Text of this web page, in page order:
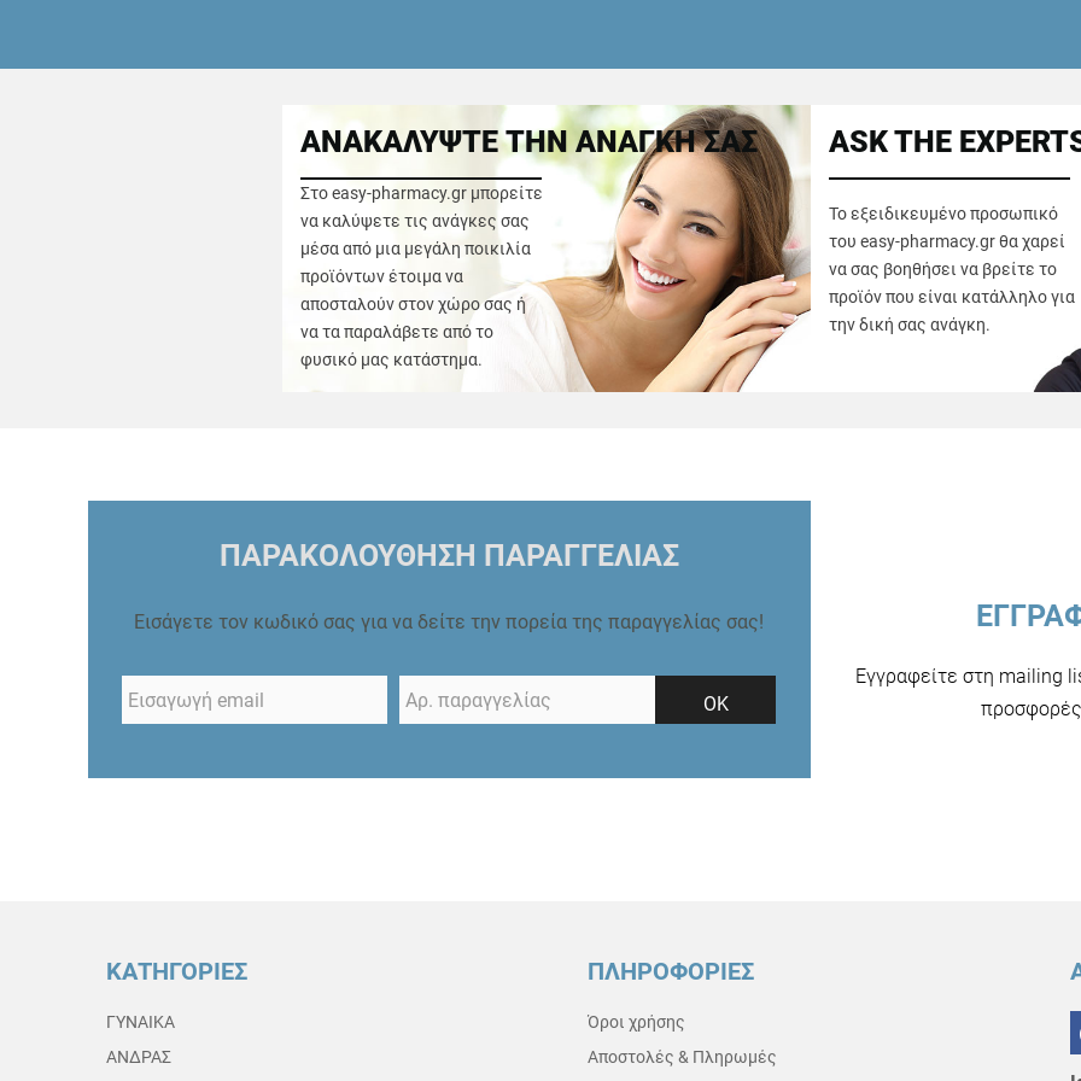
ΑΝΑΚΑΛΥΨΤΕ ΤΗΝ ΑΝΑΓΚΗ ΣΑΣ
Στο easy-pharmacy.gr μπορείτε
να καλύψετε τις ανάγκες σας
μέσα από μια μεγάλη ποικιλία
προϊόντων έτοιμα να
αποσταλούν στον χώρο σας ή
να τα παραλάβετε από το
φυσικό μας κατάστημα.
ASK THE
Το εξειδικευμένο προσωπικό
του easy-pharmacy.gr θα χαρεί
να σας βοηθήσει να βρείτε το
προϊόν που είναι κατάλληλο για
την δική σας ανάγκη.
ΠΑΡΑΚΟΛΟΥΘΗΣΗ ΠΑΡΑΓΓΕΛΙΑΣ
Εισάγετε τον κωδικό σας για να δείτε την πορεία της παραγγελίας σας!
ΟΚ
Εγγραφείτε στη mailing
προσφορές
ΚΑΤΗΓΟΡΙΕΣ
ΓΥΝΑΙΚΑ
ΑΝΔΡΑΣ
ΠΛΗΡΟΦΟΡΙΕΣ
Όροι χρήσης
Αποστολές & Πληρωμές